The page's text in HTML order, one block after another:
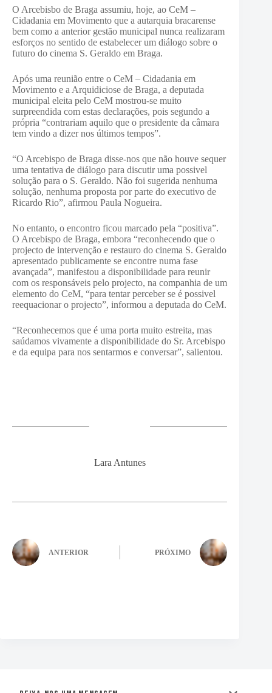
O Arcebisbo de Braga assumiu, hoje, ao CeM –
Cidadania em Movimento que a autarquia bracarense
bem como a anterior gestão municipal nunca realizaram
esforços no sentido de estabelecer um diálogo sobre o
futuro do cinema S. Geraldo em Braga.
Após uma reunião entre o CeM – Cidadania em
Movimento e a Arquidiciose de Braga, a deputada
municipal eleita pelo CeM mostrou-se muito
surpreendida com estas declarações, pois segundo a
própria “contrariam aquilo que o presidente da câmara
tem vindo a dizer nos últimos tempos”.
“O Arcebispo de Braga disse-nos que não houve sequer
uma tentativa de diálogo para discutir uma possivel
solução para o S. Geraldo. Não foi sugerida nenhuma
solução, nenhuma proposta por parte do executivo de
Ricardo Rio”, afirmou Paula Nogueira.
No entanto, o encontro ficou marcado pela “positiva”.
O Arcebispo de Braga, embora “reconhecendo que o
projecto de intervenção e restauro do cinema S. Geraldo
apresentado publicamente se encontre numa fase
avançada”, manifestou a disponibilidade para reunir
com os responsáveis pelo projecto, na companhia de um
elemento do CeM, “para tentar perceber se é possivel
reequacionar o projecto”, informou a deputada do CeM.
“Reconhecemos que é uma porta muito estreita, mas
saúdamos vivamente a disponibilidade do Sr. Arcebispo
e da equipa para nos sentarmos e conversar”, salientou.
Lara Antunes
ANTERIOR PRÓXIMO